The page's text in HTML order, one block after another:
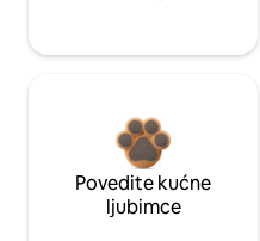
Povedite kućne
ljubimce